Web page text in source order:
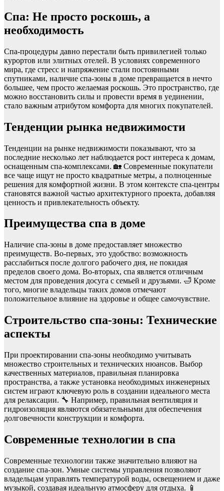
Спа: Не просто роскошь, а
необходимость
Спа-процедуры давно перестали быть привилегией только
курортов или элитных отелей. В условиях современного
мира, где стресс и напряжение стали постоянными
спутниками, наличие спа-зоны в доме превращается в нечто
большее, чем просто желаемая роскошь. Это пространство, где
можно восстановить силы и провести время в уединении,
стало важным атрибутом комфорта для многих покупателей.
Тенденции рынка недвижимости
Тенденции на рынке недвижимости показывают, что за
последние несколько лет наблюдается рост интереса к домам,
оснащенным спа-комплексами. 🏡 Современные покупатели
все чаще ищут не просто квадратные метры, а полноценные
решения для комфортной жизни. В этом контексте спа-центры
становятся важной частью архитектурного проекта, добавляя
ценность и привлекательность объекту.
Преимущества спа в доме
Наличие спа-зоны в доме предоставляет множество
преимуществ. Во-первых, это удобство: возможность
расслабиться после долгого рабочего дня, не покидая
пределов своего дома. Во-вторых, спа является отличным
местом для проведения досуга с семьей и друзьями. 🛁 Кроме
того, многие владельцы таких домов отмечают
положительное влияние на здоровье и общее самочувствие.
Строительство спа-зоны: Технические
аспекты
При проектировании спа-зоны необходимо учитывать
множество строительных и технических нюансов. Выбор
качественных материалов, правильная планировка
пространства, а также установка необходимых инженерных
систем играют ключевую роль в создании идеального места
для релаксации. 🔧 Например, правильная вентиляция и
гидроизоляция являются обязательными для обеспечения
долговечности конструкции и комфорта.
Современные технологии в спа
Современные технологии также значительно влияют на
создание спа-зон. Умные системы управления позволяют
владельцам управлять температурой воды, освещением и даже
музыкой, создавая идеальную атмосферу для отдыха. 📱